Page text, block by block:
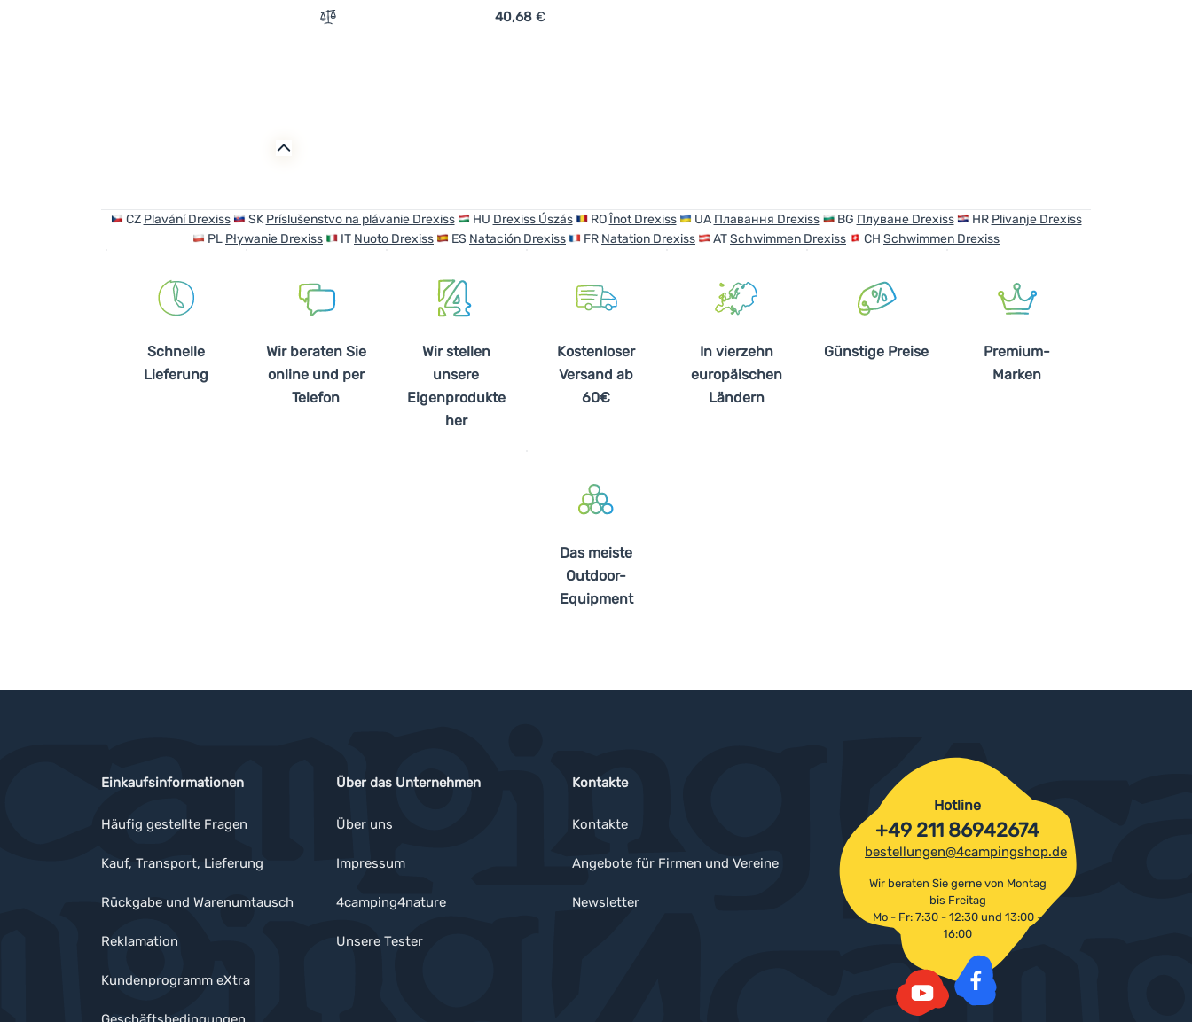
Zum Vergleich 'Damenbadeanzug Drexiss Sport Black' hinzufügen
40,68 €
CZ Plavání Drexiss SK Príslušenstvo na plávanie Drexiss HU Drexiss Úszás ROÎnot Drexiss UA Плавання Drexiss BG Плуване Drexiss HR Plivanje Drexiss
PL Pływanie Drexiss IT Nuoto Drexiss ES Natación Drexiss FR Natation Drexiss ATSchwimmen Drexiss CH Schwimmen Drexiss
Schnelle
Lieferung
Wir beraten Sie
online und per
Telefon
Wir stellen
unsere
Eigenprodukte
her
Kostenloser
Versand ab
60€
In vierzehn
europäischen
Ländern
Günstige Preise
Premium-
Marken
Das meiste
Outdoor-
Equipment
Einkaufsinformationen
Häufig gestellte Fragen
Kauf, Transport, Lieferung
Rückgabe und Warenumtausch
Reklamation
Kundenprogramm eXtra
Über das Unternehmen
Über uns
Impressum
4camping4nature
Unsere Tester
Kontakte
Kontakte
Angebote für Firmen und Vereine
Newsletter
Hotline
+49 211 86942674
bestellungen@4campingshop.de
Wir beraten Sie gerne von Montag
bis Freitag
Mo - Fr: 7:30 - 12:30 und 13:00 -
16:00